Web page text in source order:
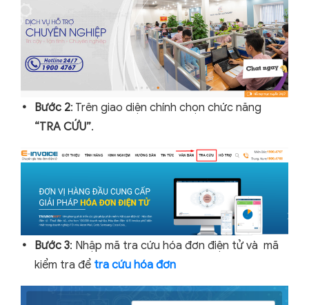
Bước 2: Trên giao diện chính chọn chức năng
“TRA CỨU”.
Bước 3: Nhập mã tra cứu hóa đơn điện tử và mã
kiểm tra để tra cứu hóa đơn